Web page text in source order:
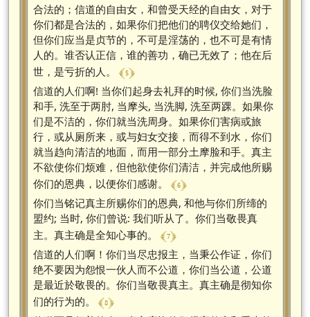
合法的；信道的自由女，和曾受天经的自由女，对于
你们都是合法的，如果你们把他们的聘仪交给她们，
但你们应当是贞节的，不可是淫荡的，也不可是有情
人的。谁否认正信，谁的善功，确已无效了；他在后
世，是亏折的人。 ﴾ 5 ﴿
信道的人们啊! 当你们起身去礼拜的时候, 你们当洗脸
和手, 洗至于两肘, 当摩头, 当洗脚, 洗至两踝。如果你
们是不洁的，你们就当洗周身。如果你们害病或旅
行，或从厕所来，或与妇女交接，而得不到水，你们
就当趋向清洁的地面，而用一部分土摩脸和手。真主
不欲使你们烦难，但他欲使你们清洁，并完成他所赐
你们的恩典，以便你们感谢。 ﴾ 6 ﴿
你们当铭记真主所赐你们的恩典, 和他与你们所缔的
盟约; 当时, 你们曾说: 我们听从了。你们当敬畏真
主。真主确是全知心事的。 ﴾ 7 ﴿
信道的人们啊！你们当尽忠报主，当秉公作证，你们
绝不要因为怨恨一伙人而不公道，你们当公道，公道
是最近於敬畏的。你们当敬畏真主。真主确是彻知你
们的行为的。 ﴾ 8 ﴿